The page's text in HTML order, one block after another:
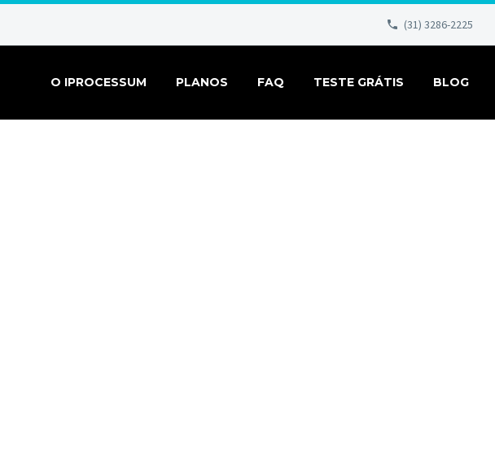
(31) 3286-2225
O IPROCESSUM PLANOS FAQ TESTE GRÁTIS BLOG